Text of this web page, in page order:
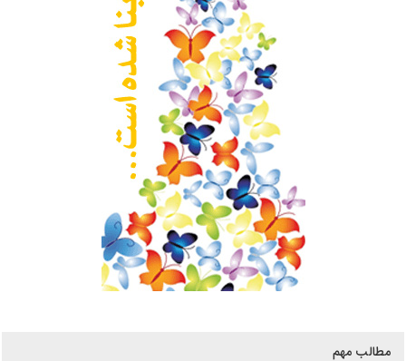
مطالب مهم